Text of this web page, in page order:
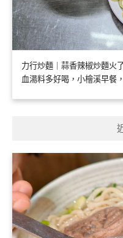
力行炒麵｜蒜香辣椒炒麵火
血湯料多好喝，小檜溪早餐